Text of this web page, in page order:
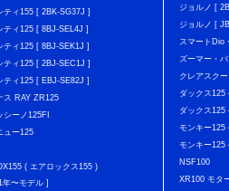
ティ155 [ 2BK-SG37J ]
ティ125 [ 8BJ-SEL4J ]
ティ125 [ 8BJ-SEK1J ]
ティ125 [ 2BJ-SEC1J ]
ティ125 [ EBJ-SE82J ]
ス RAY ZR125
シーノ125FI
ュー125
( エアロックス155 )
年〜モデル ]
ジョルノ [
ジョルノ [
スマートDio
ズーマー・
クレアスク
ダックス
ダックス
モンキー
モンキー125
NSF100
XR100 モタ